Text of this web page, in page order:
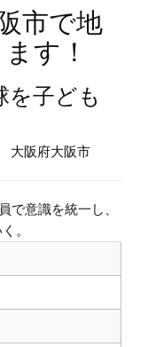
市で地
す！
を子ども
大阪府大阪市
で意識を統一し、
。